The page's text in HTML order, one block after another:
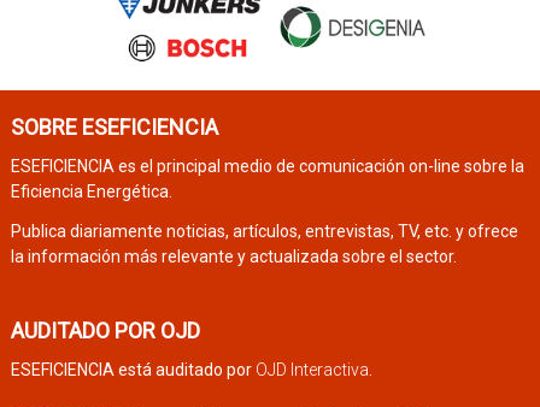
SOBRE ESEFICIENCIA
ESEFICIENCIA es el principal medio de comunicación on-line sobre la
Eficiencia Energética.
Publica diariamente noticias, artículos, entrevistas, TV, etc. y ofrece
la información más relevante y actualizada sobre el sector.
AUDITADO POR OJD
ESEFICIENCIA está auditado por OJD Interactiva